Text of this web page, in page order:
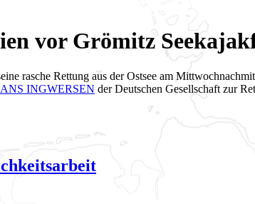
vor Grömitz
rasche Rettung aus der Ostsee am
INGWERSEN der Deutschen Gesellschaft zur